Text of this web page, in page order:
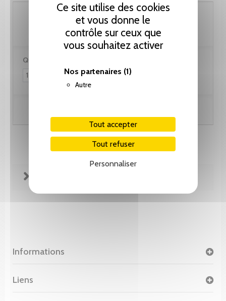
Ce site utilise des cookies
et vous donne le
contrôle sur ceux que
vous souhaitez activer
Nos partenaires (1)
Autre
Tout accepter
Tout refuser
Personnaliser
128.25 CHF
Quantité :
Informations
Liens